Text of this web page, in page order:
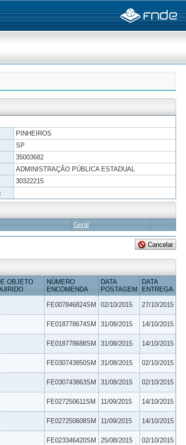
PINHEIROS
SP
35003682
ADMINISTRAÇÃO PÚBLICA ESTADUAL
30322215
Geral
OBJETO
NÚMERO
ENCOMENDA
DATA
POSTAGEM
DATA
ENTREGA
FE007846824SM 02/10/2015 27/10/2015
FE018778674SM 31/08/2015 14/10/2015
FE018778688SM 31/08/2015 14/10/2015
FE030743850SM 31/08/2015 02/10/2015
FE030743863SM 31/08/2015 02/10/2015
FE027250611SM 11/09/2015 14/10/2015
FE027250608SM 11/09/2015 14/10/2015
FE023346420SM 25/08/2015 02/10/2015